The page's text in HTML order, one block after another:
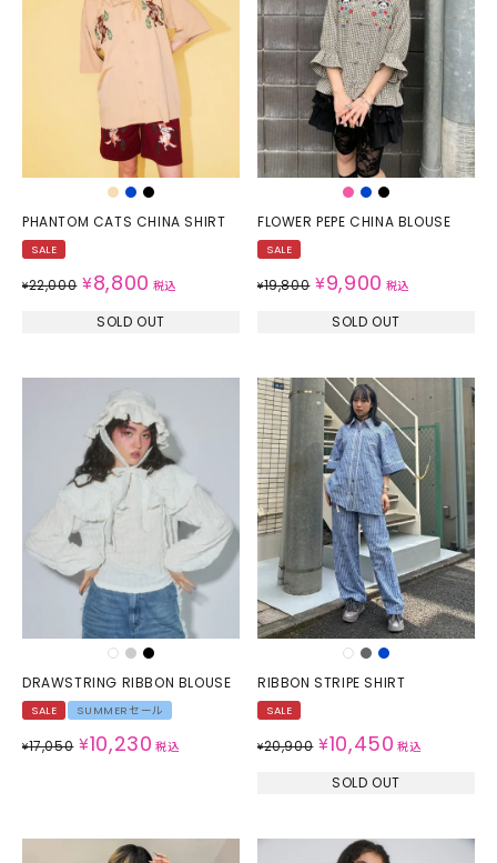
PHANTOM CATS CHINA SHIRT
SALE
¥22,000 ¥8,800 税込
SOLD OUT
FLOWER PEPE CHINA BLOUSE
SALE
¥19,800 ¥9,900 税込
SOLD OUT
DRAWSTRING RIBBON BLOUSE
SALE SUMMERセール
¥17,050 ¥10,230 税込
RIBBON STRIPE SHIRT
SALE
¥20,900 ¥10,450 税込
SOLD OUT